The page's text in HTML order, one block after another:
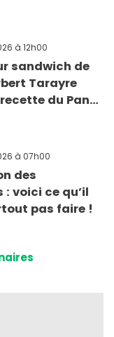
à 12h00
sandwich de
Tarayre
du Pan
à 07h00
des
voici ce qu’il
pas faire !